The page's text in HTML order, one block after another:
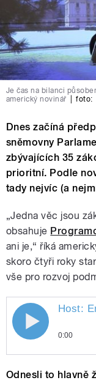
Je čas na bilanci
americký novinář
foto:
Dnes začíná
sněmovny
zbývajících 35
prioritní. Podle
tady nejvíc (a
„Jedna věc jsou
obsahuje
ani je,“ říká
skoro čtyři roky
vše pro rozvoj
Host:
0:00
čas na
Odnesli to hlavně